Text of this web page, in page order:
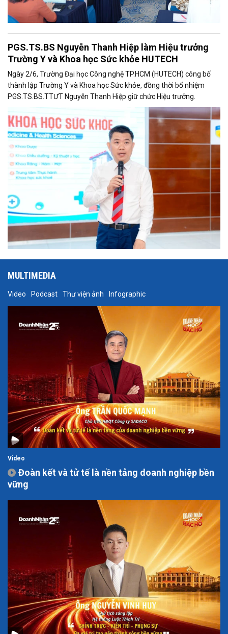
PGS.TS.BS Nguyễn Thanh Hiệp làm Hiệu trưởng
Trường Y và Khoa học Sức khỏe HUTECH
Ngày 2/6, Trường Đại học Công nghệ TP.HCM (HUTECH) công bố
thành lập Trường Y và Khoa học Sức khỏe, đồng thời bổ nhiệm
PGS.TS.BS.TTƯT Nguyễn Thanh Hiệp giữ chức Hiệu trưởng.
MULTIMEDIA
Video Podcast Thư viện ảnh Infographic
Video
Đoàn kết và tử tế là nền tảng doanh nghiệp bền
vững